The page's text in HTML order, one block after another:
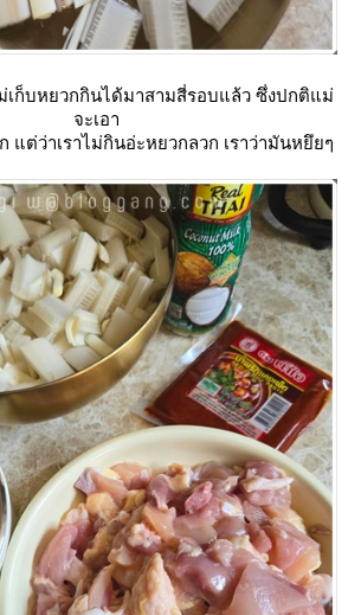
เก็บหยวกกินได้มาสามสี่รอบแล้ว ซึ่งปกติแม่
จะเอา
แต่ว่าเราไม่กินอ่ะหยวกลวก เราว่ามันหยึยๆ